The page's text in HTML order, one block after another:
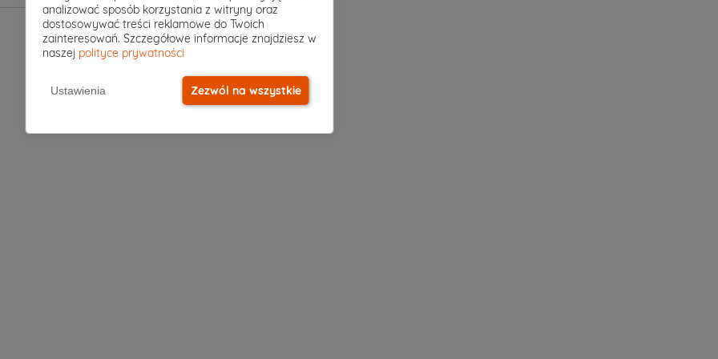
analizować sposób korzystania z witryny oraz
dostosowywać treści reklamowe do Twoich
zainteresowań. Szczegółowe informacje znajdziesz w
naszej polityce prywatności
Ustawienia Zezwól na wszystkie